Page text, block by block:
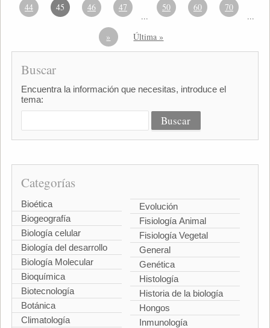
44 45 46 47
...
50 60 70
...
»
Última »
Buscar
Encuentra la información que necesitas, introduce el
tema:
Categorías
Bioética
Biogeografía
Biología celular
Biología del desarrollo
Biología Molecular
Bioquímica
Biotecnología
Botánica
Climatología
Evolución
Fisiología Animal
Fisiología Vegetal
General
Genética
Histología
Historia de la biología
Hongos
Inmunología